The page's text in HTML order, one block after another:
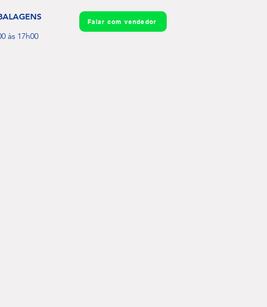
às 17h00
Falar com vendedor